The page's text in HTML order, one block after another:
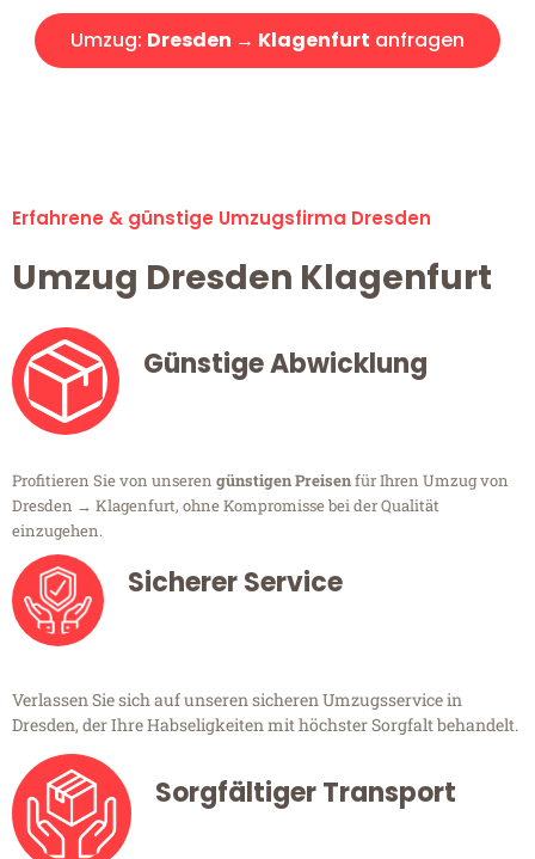
Umzug: Dresden → Klagenfurt anfragen
Erfahrene & günstige Umzugsfirma Dresden
Umzug Dresden Klagenfurt
Günstige Abwicklung
Profitieren Sie von unseren günstigen Preisenfür Ihren Umzug von
Dresden → Klagenfurt, ohne Kompromisse bei der Qualität
einzugehen.
Sicherer Service
Verlassen Sie sich auf unseren sicheren Umzugsservice in
Dresden, der Ihre Habseligkeiten mit höchster Sorgfalt behandelt.
Sorgfältiger Transport